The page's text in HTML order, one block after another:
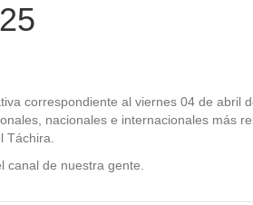
correspondiente al viernes 04 de abril
nacionales e internacionales más
Táchira.
canal de nuestra gente.